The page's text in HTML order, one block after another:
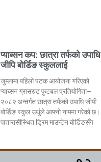
प्याब्सन कप: छात्रा तर्फको उपाधि
जीपि बोर्डिङ स्कुललाई
जुम्लामा पहिलो पटक आयोजना गरिएको
प्याब्सन ग्रासरुट फुटबल प्रतियोगिता–
२०८२ अन्तर्गत छात्रा तर्फको उपाधि जीपी
बोर्डिङ स्कुल उर्थुले आफ्नो नाममा गरेको छ।
पातारासीस्थित ड्रिम माउन्टेन बोर्डिङसँग